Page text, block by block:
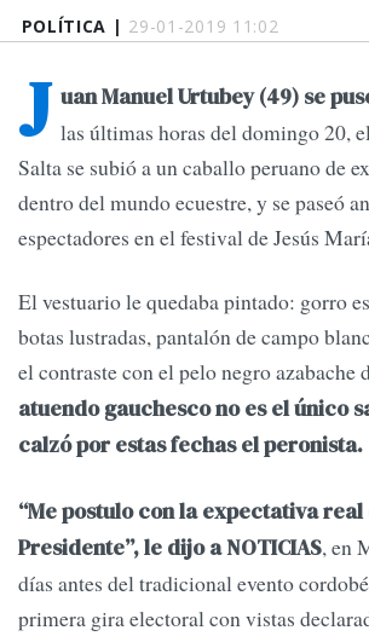
POLÍTICA | 29-01-2019 11:02
J uan Manuel Urtubey (49) se
las últimas horas del domingo 20,
Salta se subió a un caballo peruano de
dentro del mundo ecuestre, y se paseó
espectadores en el festival de Jesús
El vestuario le quedaba pintado: gorro
botas lustradas, pantalón de campo
el contraste con el pelo negro azabache
atuendo gauchesco no es el único
calzó por estas fechas el peronista.
“Me postulo con la expectativa real
Presidente”, le dijo a NOTICIAS, en
días antes del tradicional evento
primera gira electoral con vistas